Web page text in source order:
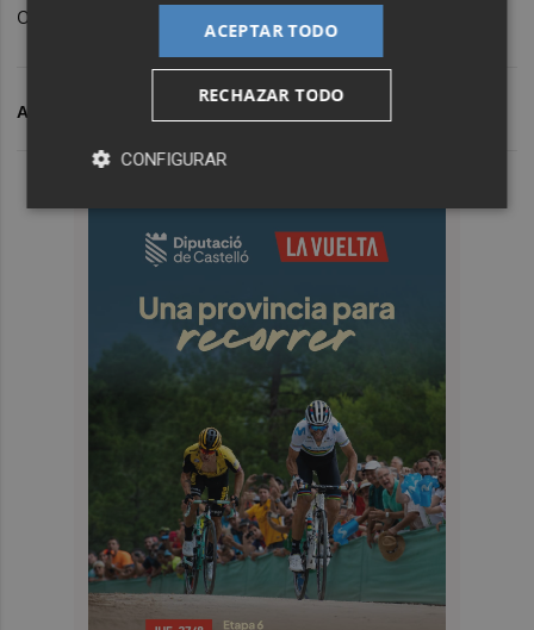
cierto exotismo, como el chino cantonés.
ARCHIVADO EN
ACEPTAR TODO
RECHAZAR TODO
CONFIGURAR